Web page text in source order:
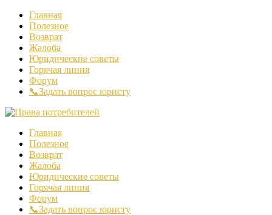
Главная
Полезное
Возврат
Жалоба
Юридические советы
Горячая линия
Форум
📞Задать вопрос юристу
Главная
Полезное
Возврат
Жалоба
Юридические советы
Горячая линия
Форум
📞Задать вопрос юристу